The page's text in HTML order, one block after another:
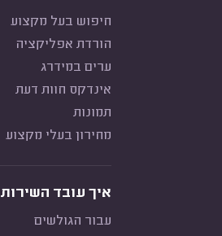
חיפוש בעל מקצוע
הורדת אפליקציה
ערים במידרג
אינדקס חוות דעת
תמונות
מחירון בעלי מקצוע
איך עובד השירות
עבור הגולשים